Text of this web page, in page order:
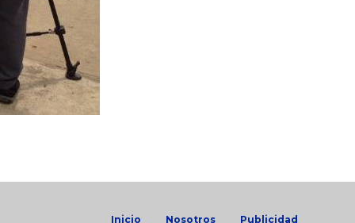
Inicio Nosotros Publicidad